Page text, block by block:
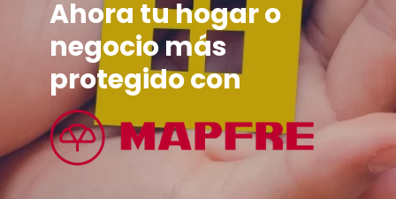
Ahora tu hogar o
negocio más
protegido con